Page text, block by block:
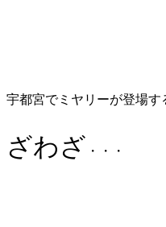
宇都宮でミヤリーが登場す
ざわざ ・・・